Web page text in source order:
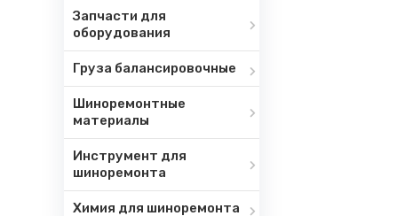
Запчасти для
оборудования
Груза балансировочные
Шиноремонтные
материалы
Инструмент для
шиноремонта
Химия для шиноремонта